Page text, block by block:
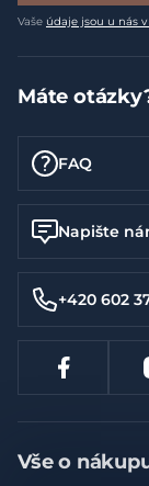
Vaše údaje jsou u nás
Máte
FAQ
Napište
+420 602
Vše o